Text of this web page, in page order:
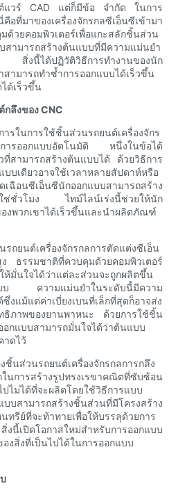
ต์แวร์ CAD แต่ก็มีข้อ จำกัด ในการ
อที่มาของเครื่องจักรกลซีเอ็นซีเข้ามา
ด้วยคอมพิวเตอร์เพื่อแกะสลักชิ้นส่วน
สามารถสร้างต้นแบบที่มีความแม่นยำ
สิ่งนี้ได้ปฏิวัติวิธีการทำงานของนัก
ามารถทำซ้ำการออกแบบได้เร็วขึ้น
ด้เร็วขึ้น
ลึงของ CNC
รในการใช้ชิ้นส่วนรถยนต์เครื่องจักร
การออกแบบอัตโนมัติ หนึ่งในข้อได้
ที่สามารถสร้างต้นแบบได้ ด้วยวิธีการ
บเดียวอาจใช้เวลาหลายสัปดาห์หรือ
อนซีเอ็นซีนักออกแบบสามารถสร้าง
ใช่ชั่วโมง ไทม์ไลน์เร่งนี้ช่วยให้นัก
งพวกเขาได้เร็วขึ้นและนำผลิตภัณฑ์
ถยนต์เครื่องจักรกลการตัดแต่งซีเอ็น
ธรรมชาติที่ควบคุมด้วยคอมพิวเตอร์
ห้มั่นใจได้ว่าแต่ละส่วนจะถูกผลิตขึ้น
บบ ความแม่นยำในระดับนี้มีความ
งแม้แต่ค่าเบี่ยงเบนที่เล็กที่สุดก็อาจส่ง
ธิภาพของยานพาหนะ ด้วยการใช้ชิ้น
อกแบบสามารถมั่นใจได้ว่าต้นแบบ
าดไว้
นส่วนรถยนต์เครื่องจักรกลการกลึง
นการสร้างรูปทรงเรขาคณิตที่ซับซ้อน
ปไม่ได้ที่จะผลิตโดยใช้วิธีการแบบ
บสามารถสร้างชิ้นส่วนที่มีโครงสร้าง
ทรีย์ที่จะท้าทายเพื่อให้บรรลุด้วยการ
ปิดโอกาสใหม่สำหรับการออกแบบ
งสิ่งที่เป็นไปได้ในการออกแบบ